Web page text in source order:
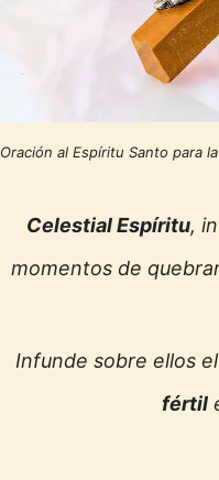
Oración al Espíritu Santo para
Celestial Espíritu,
momentos de
Infunde sobre ellos
fértil